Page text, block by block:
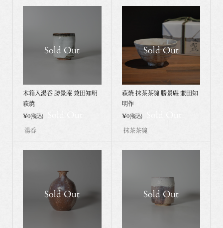
Sold Out
木箱入湯呑 勝景庵 兼田知明
萩焼
¥0(税込)
湯呑
Sold Out
萩焼 抹茶茶碗 勝景庵 兼田知
明作
¥0(税込)
抹茶茶碗
Sold Out Sold Out